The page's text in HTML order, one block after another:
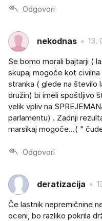
Odgovori
nekodnas 13.
Se bomo morali bajtarji (
skupaj mogoče kot
stranka ( glede na število
družin) bi imeli spoštljivo
velik vpliv na
parlamentu) . Zadnji
marsikaj mogoče...( "
Odgovori
deratizacija
Če lastnik nepremičnine
oceni, bo razliko pokrila